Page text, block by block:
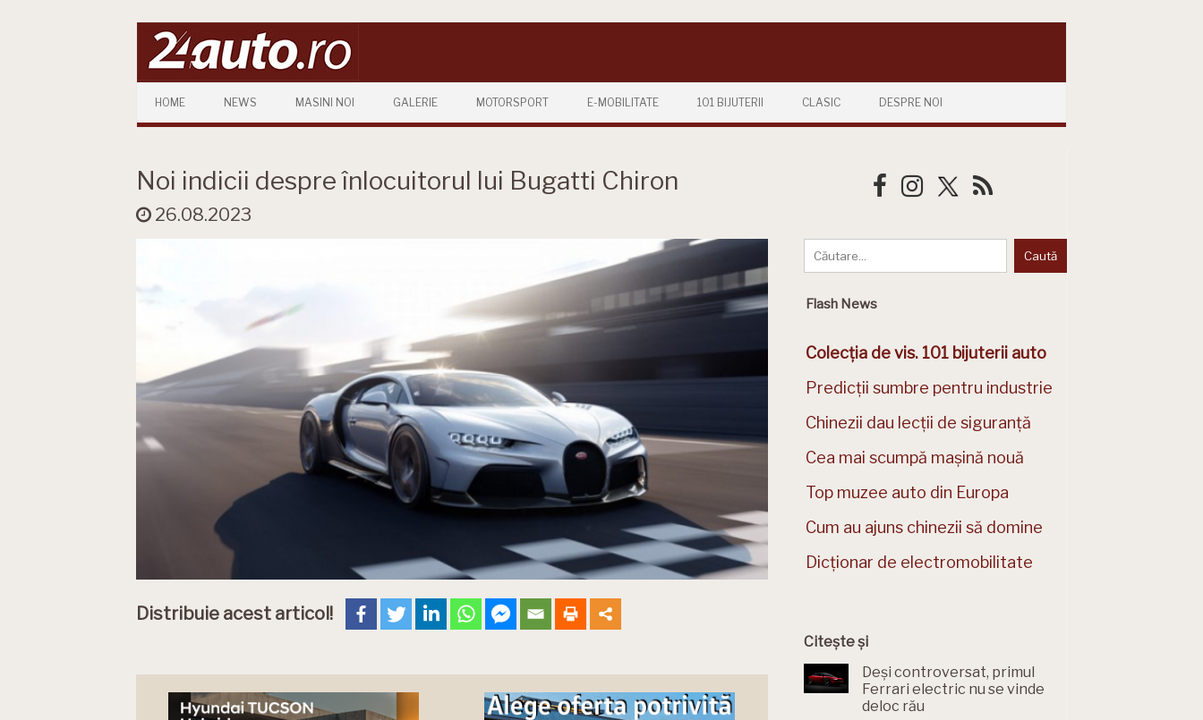
HOME NEWS MASINI NOI GALERIE MOTORSPORT E-MOBILITATE 101 BIJUTERII CLASIC DESPRE NOI
Noi indicii despre înlocuitorul lui Bugatti Chiron
26.08.2023
Distribuie acest articol!
Flash News
Colecția de vis. 101 bijuterii auto
Predicții sumbre pentru industrie
Chinezii dau lecții de siguranță
Cea mai scumpă mașină nouă
Top muzee auto din Europa
Cum au ajuns chinezii să domine
Dicționar de electromobilitate
Citește și
Deși controversat, primul
Ferrari electric nu se vinde
deloc rău